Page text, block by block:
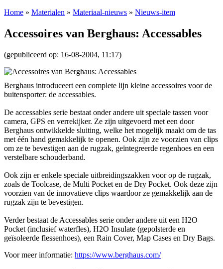
Home » Materialen » Materiaal-nieuws » Nieuws-item
Accessoires van Berghaus: Accessables
(gepubliceerd op: 16-08-2004, 11:17)
Berghaus introduceert een complete lijn kleine accessoires voor de
buitensporter: de accessables.
De accessables serie bestaat onder andere uit speciale tassen voor
camera, GPS en verrekijker. Ze zijn uitgevoerd met een door
Berghaus ontwikkelde sluiting, welke het mogelijk maakt om de tas
met één hand gemakkelijk te openen. Ook zijn ze voorzien van clips
om ze te bevestigen aan de rugzak, geïntegreerde regenhoes en een
verstelbare schouderband.
Ook zijn er enkele speciale uitbreidingszakken voor op de rugzak,
zoals de Toolcase, de Multi Pocket en de Dry Pocket. Ook deze zijn
voorzien van de innovatieve clips waardoor ze gemakkelijk aan de
rugzak zijn te bevestigen.
Verder bestaat de Accessables serie onder andere uit een H2O
Pocket (inclusief waterfles), H2O Insulate (gepolsterde en
geïsoleerde flessenhoes), een Rain Cover, Map Cases en Dry Bags.
Voor meer informatie: https://www.berghaus.com/